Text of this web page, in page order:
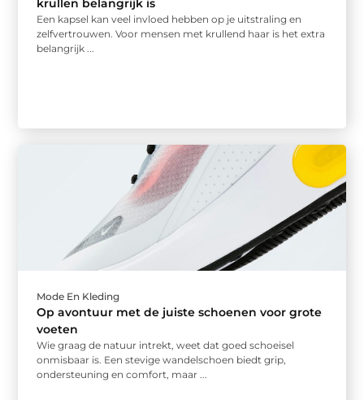
krullen belangrijk is
Een kapsel kan veel invloed hebben op je uitstraling en
zelfvertrouwen. Voor mensen met krullend haar is het extra
belangrijk ...
Mode En Kleding
Op avontuur met de juiste schoenen voor grote
voeten
Wie graag de natuur intrekt, weet dat goed schoeisel
onmisbaar is. Een stevige wandelschoen biedt grip,
ondersteuning en comfort, maar ...